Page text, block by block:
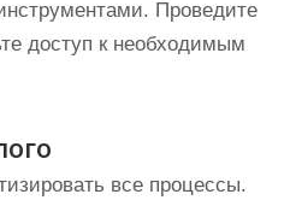
Проведите
доступ к необходимым
все процессы.